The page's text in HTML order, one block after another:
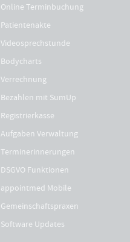
Online Terminbuchung
Patientenakte
Videosprechstunde
Bodycharts
Verrechnung
Bezahlen mit SumUp
Registrierkasse
Aufgaben Verwaltung
Terminerinnerungen
DSGVO Funktionen
appointmed Mobile
Gemeinschaftspraxen
Software Updates